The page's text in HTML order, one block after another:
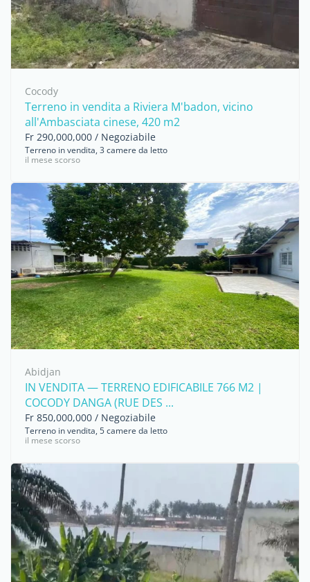
Cocody
Terreno in vendita a Riviera M'badon, vicino
all'Ambasciata cinese, 420 m2
Fr 290,000,000 / Negoziabile
Terreno in vendita, 3 camere da letto
il mese scorso
Abidjan
IN VENDITA — TERRENO EDIFICABILE 766 M2 |
COCODY DANGA (RUE DES ...
Fr 850,000,000 / Negoziabile
Terreno in vendita, 5 camere da letto
il mese scorso